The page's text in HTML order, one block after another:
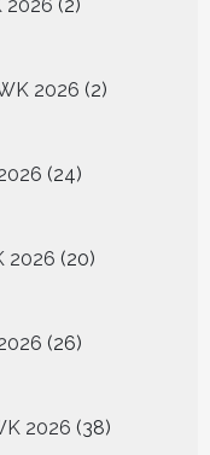
2026 2
producten
2026 2
producten
24
producten
2026 20
producten
26
producten
2026 38
producten